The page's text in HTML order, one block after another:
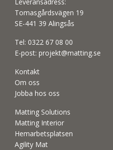
Tomasgårdsvägen 19
SE-441 39 Alingsås
Tel: 0322 67 08 00
E-post: projekt@matting.se
Kontakt
Om oss
Jobba hos oss
Matting Solutions
Matting Interior
Hemarbetsplatsen
Agility Mat